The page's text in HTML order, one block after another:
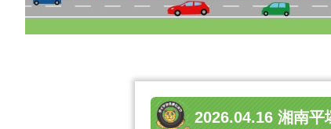
2026.04.16 湘南平